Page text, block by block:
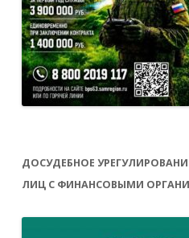
ДОСУДЕБНОЕ
ЛИЦ С ФИНАНСОВЫМИ